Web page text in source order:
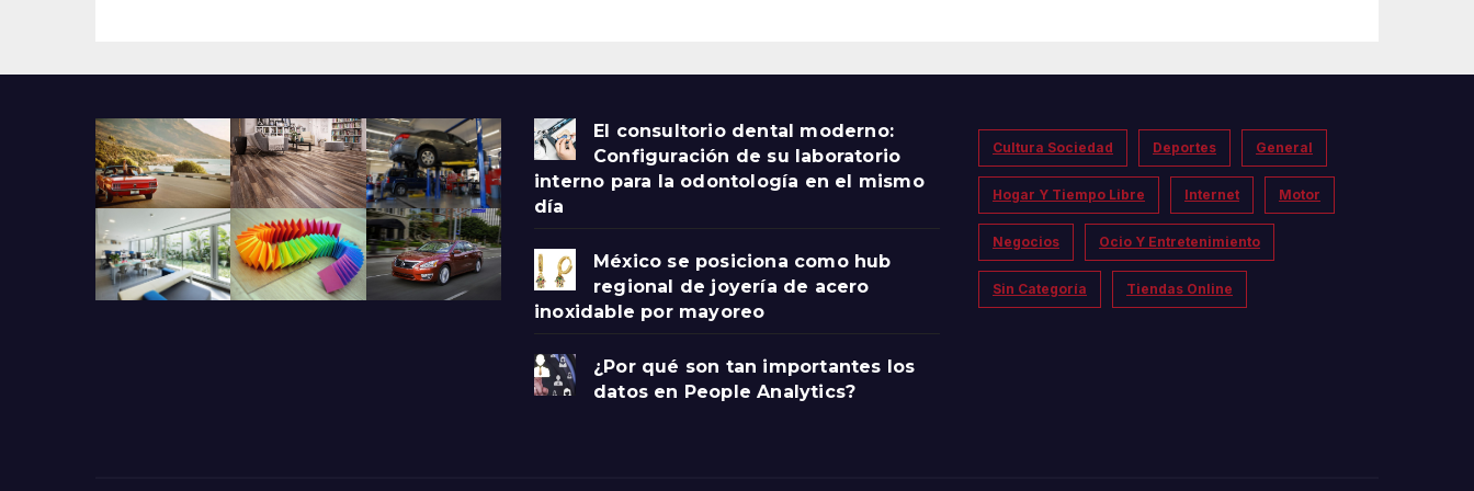
El consultorio dental moderno:
Configuración de su laboratorio
interno para la odontología en el mismo
día
México se posiciona como hub
regional de joyería de acero
inoxidable por mayoreo
¿Por qué son tan importantes los
datos en People Analytics?
Cultura Sociedad Deportes General
Hogar Y Tiempo Libre Internet Motor
Negocios Ocio Y Entretenimiento
Sin Categoría Tiendas Online